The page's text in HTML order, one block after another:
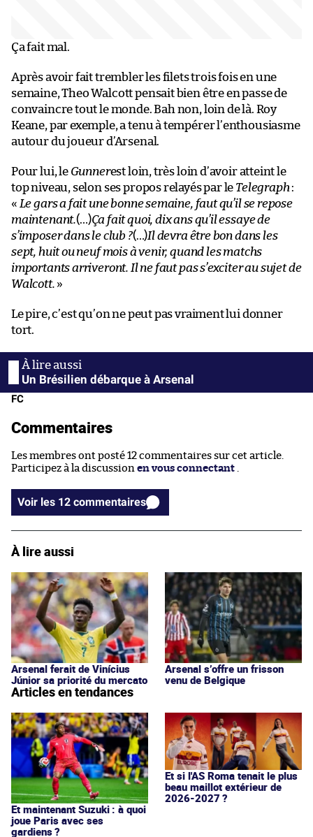
Ça fait mal.
Après avoir fait trembler les filets trois fois en une
semaine, Theo Walcott pensait bien être en passe de
convaincre tout le monde. Bah non, loin de là. Roy
Keane, par exemple, a tenu à tempérer l’enthousiasme
autour du joueur d’Arsenal.
Pour lui, le Gunnerest loin, très loin d’avoir atteint le
top niveau, selon ses propos relayés par le Telegraph :
« Le gars a fait une bonne semaine, faut qu’il se repose
maintenant.(…)Ça fait quoi, dix ans qu’il essaye de
s’imposer dans le club ?(…)Il devra être bon dans les
sept, huit ou neuf mois à venir, quand les matchs
importants arriveront. Il ne faut pas s’exciter au sujet de
Walcott. »
Le pire, c’est qu’on ne peut pas vraiment lui donner
tort.
Un Brésilien débarque à Arsenal
FC
Commentaires
Les membres ont posté 12 commentaires sur cet article.
Participez à la discussion en vous connectant
Voir les 12 commentaires
À lire aussi
Arsenal ferait de Vinícius
Júnior sa priorité du mercato
Arsenal s’offre un frisson
venu de Belgique
Articles en tendances
Et maintenant Suzuki : à quoi
joue Paris avec ses
gardiens ?
Et si l'AS Roma tenait le plus
beau maillot extérieur de
2026-2027 ?